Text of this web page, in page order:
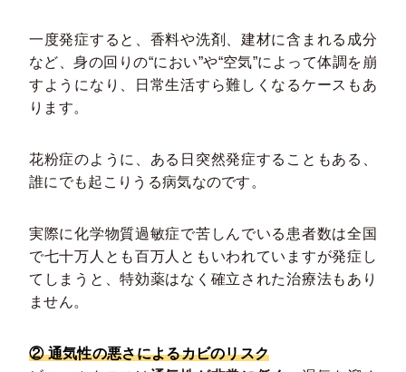
一度発症すると、香料や洗剤、建材に含まれる成分
など、身の回りの“におい”や“空気”によって体調を崩
すようになり、日常生活すら難しくなるケースもあ
ります。
花粉症のように、ある日突然発症することもある、
誰にでも起こりうる病気なのです。
実際に化学物質過敏症で苦しんでいる患者数は全国
で七十万人とも百万人ともいわれていますが発症し
てしまうと、特効薬はなく確立された治療法もあり
ません。
② 通気性の悪さによるカビのリスク